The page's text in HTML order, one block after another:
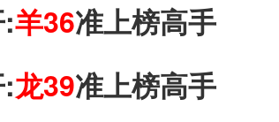
羊36准上榜高手
龙39准上榜高手